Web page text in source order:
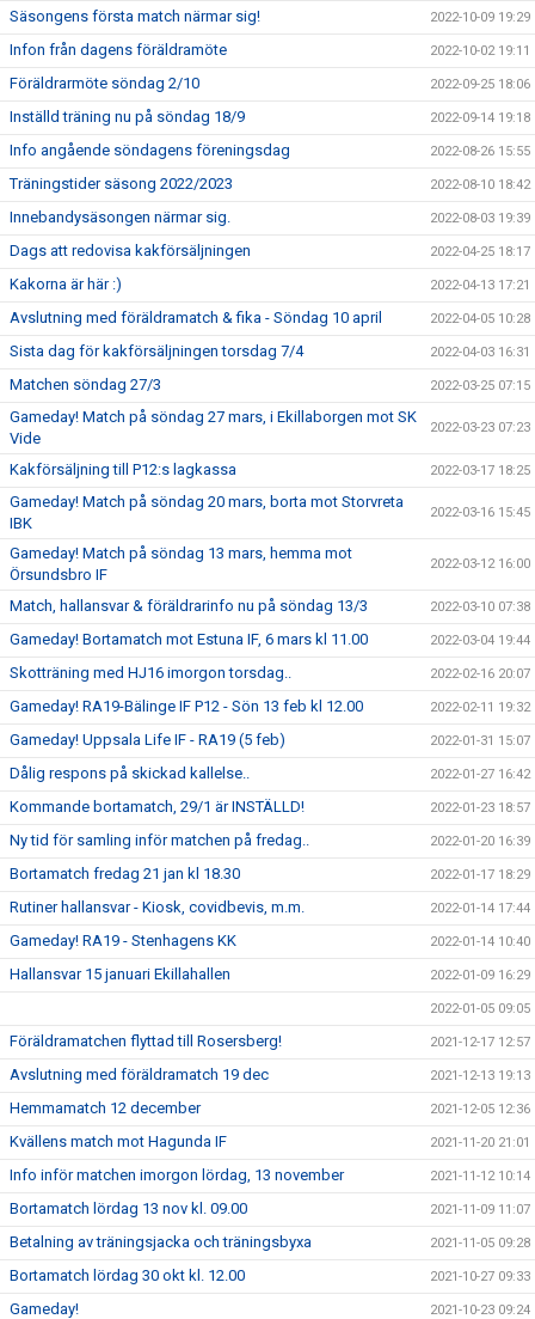
Säsongens första match närmar sig! 2022-10-09 19:29
Infon från dagens föräldramöte 2022-10-02 19:11
Föräldrarmöte söndag 2/10 2022-09-25 18:06
Inställd träning nu på söndag 18/9 2022-09-14 19:18
Info angående söndagens föreningsdag 2022-08-26 15:55
Träningstider säsong 2022/2023 2022-08-10 18:42
Innebandysäsongen närmar sig. 2022-08-03 19:39
Dags att redovisa kakförsäljningen 2022-04-25 18:17
Kakorna är här :) 2022-04-13 17:21
Avslutning med föräldramatch & fika - Söndag 10 april 2022-04-05 10:28
Sista dag för kakförsäljningen torsdag 7/4 2022-04-03 16:31
Matchen söndag 27/3 2022-03-25 07:15
Gameday! Match på söndag 27 mars, i Ekillaborgen mot SK
Vide
2022-03-23 07:23
Kakförsäljning till P12:s lagkassa 2022-03-17 18:25
Gameday! Match på söndag 20 mars, borta mot Storvreta
IBK
2022-03-16 15:45
Gameday! Match på söndag 13 mars, hemma mot
Örsundsbro IF
2022-03-12 16:00
Match, hallansvar & föräldrarinfo nu på söndag 13/3 2022-03-10 07:38
Gameday! Bortamatch mot Estuna IF, 6 mars kl 11.00 2022-03-04 19:44
Skotträning med HJ16 imorgon torsdag.. 2022-02-16 20:07
Gameday! RA19-Bälinge IF P12 - Sön 13 feb kl 12.00 2022-02-11 19:32
Gameday! Uppsala Life IF - RA19 (5 feb) 2022-01-31 15:07
Dålig respons på skickad kallelse.. 2022-01-27 16:42
Kommande bortamatch, 29/1 är INSTÄLLD! 2022-01-23 18:57
Ny tid för samling inför matchen på fredag.. 2022-01-20 16:39
Bortamatch fredag 21 jan kl 18.30 2022-01-17 18:29
Rutiner hallansvar - Kiosk, covidbevis, m.m. 2022-01-14 17:44
Gameday! RA19 - Stenhagens KK 2022-01-14 10:40
Hallansvar 15 januari Ekillahallen 2022-01-09 16:29
2022-01-05 09:05
Föräldramatchen flyttad till Rosersberg! 2021-12-17 12:57
Avslutning med föräldramatch 19 dec 2021-12-13 19:13
Hemmamatch 12 december 2021-12-05 12:36
Kvällens match mot Hagunda IF 2021-11-20 21:01
Info inför matchen imorgon lördag, 13 november 2021-11-12 10:14
Bortamatch lördag 13 nov kl. 09.00 2021-11-09 11:07
Betalning av träningsjacka och träningsbyxa 2021-11-05 09:28
Bortamatch lördag 30 okt kl. 12.00 2021-10-27 09:33
Gameday! 2021-10-23 09:24